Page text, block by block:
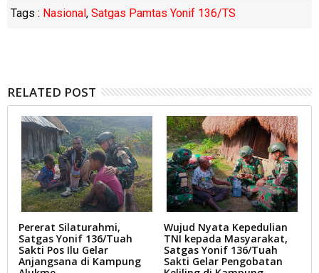
Tags : Nasional, Satgas Pamtas Yonif 136/TS
RELATED POST
Pererat Silaturahmi,
Satgas Yonif 136/Tuah
Sakti Pos Ilu Gelar
Anjangsana di Kampung
Wujud Nyata Kepedulian
TNI kepada Masyarakat,
Satgas Yonif 136/Tuah
Sakti Gelar Pengobatan